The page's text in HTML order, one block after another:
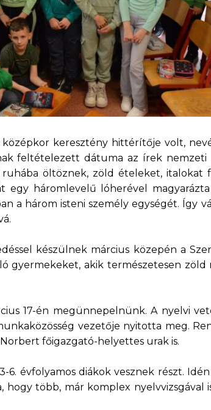
keresztény hittérítője volt,
feltételezett dátuma az írek nemzeti
öltöznek, zöld ételeket, italokat
egy háromlevelű lóherével
a három isteni személy egységét. Így
készülnek március közepén a
gyermekeket, akik természetesen zöld
17-én megünnepelnünk. A nyelvi
vezetője nyitotta meg.
főigazgató-helyettes urak is.
évfolyamos diákok vesznek részt.
több, már komplex nyelvvizsgával